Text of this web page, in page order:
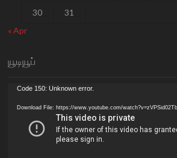
30
31
« Apr
யூடியூப்
Video
Code 150: Unknown error.
Download File: https://www.youtube.com/